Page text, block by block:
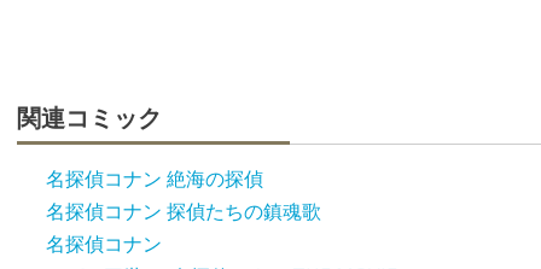
関連コミック
名探偵コナン 絶海の探偵
名探偵コナン 探偵たちの鎮魂歌
名探偵コナン